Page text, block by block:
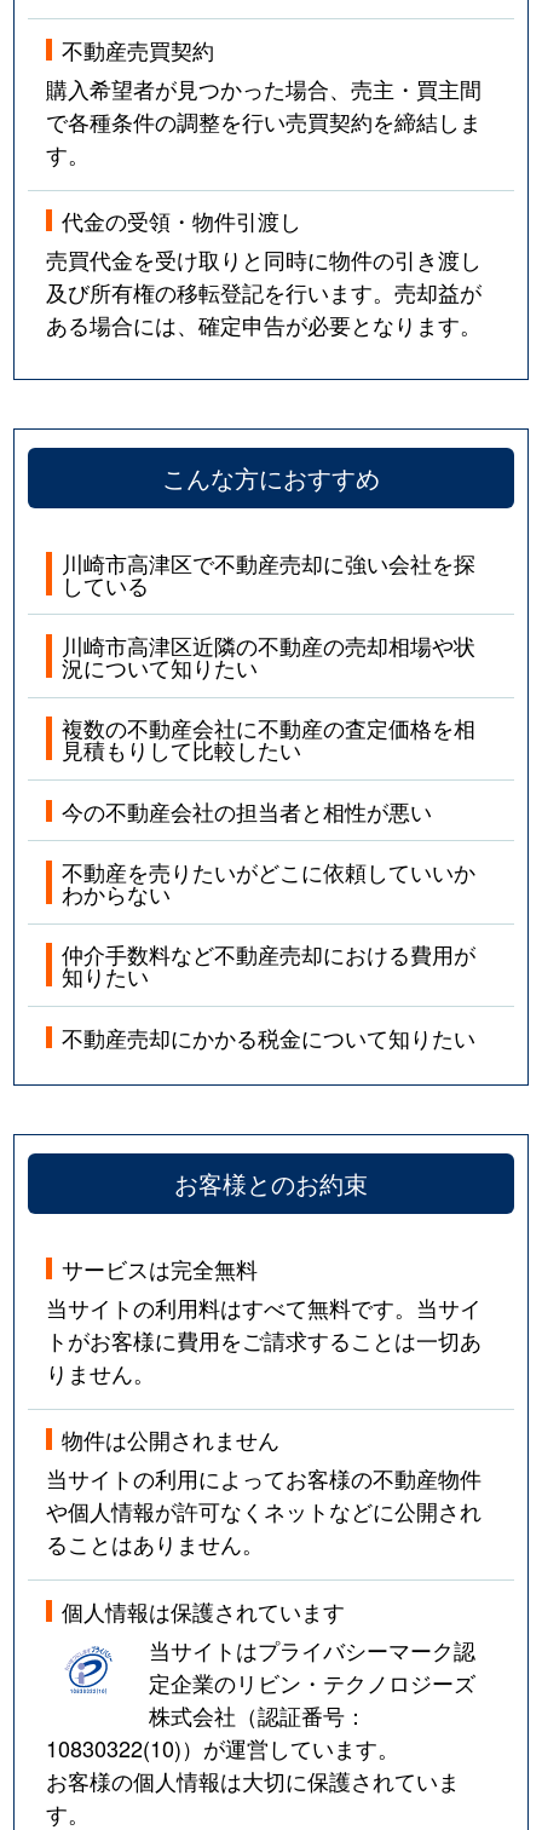
不動産売買契約
購入希望者が見つかった場合、売主・買主間
で各種条件の調整を行い売買契約を締結しま
す。
代金の受領・物件引渡し
売買代金を受け取りと同時に物件の引き渡し
及び所有権の移転登記を行います。売却益が
ある場合には、確定申告が必要となります。
こんな方におすすめ
川崎市高津区で不動産売却に強い会社を探
している
川崎市高津区近隣の不動産の売却相場や状
況について知りたい
複数の不動産会社に不動産の査定価格を相
見積もりして比較したい
今の不動産会社の担当者と相性が悪い
不動産を売りたいがどこに依頼していいか
わからない
仲介手数料など不動産売却における費用が
知りたい
不動産売却にかかる税金について知りたい
お客様とのお約束
サービスは完全無料
当サイトの利用料はすべて無料です。当サイ
トがお客様に費用をご請求することは一切あ
りません。
物件は公開されません
当サイトの利用によってお客様の不動産物件
や個人情報が許可なくネットなどに公開され
ることはありません。
個人情報は保護されています
当サイトはプライバシーマーク認
定企業のリビン・テクノロジーズ
株式会社（認証番号：
10830322(10)）が運営しています。
お客様の個人情報は大切に保護されていま
す。